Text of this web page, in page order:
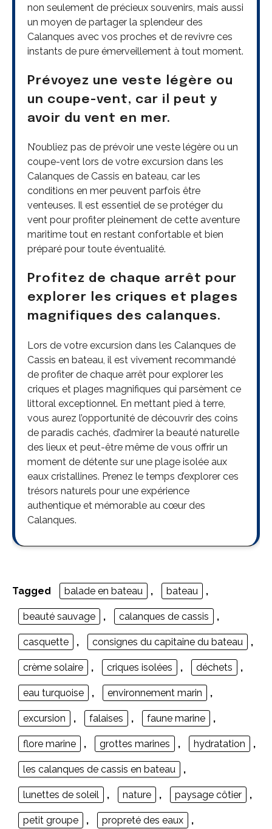
non seulement de précieux souvenirs, mais aussi
un moyen de partager la splendeur des
Calanques avec vos proches et de revivre ces
instants de pure émerveillement à tout moment.
Prévoyez une veste légère ou
un coupe-vent, car il peut y
avoir du vent en mer.
N’oubliez pas de prévoir une veste légère ou un
coupe-vent lors de votre excursion dans les
Calanques de Cassis en bateau, car les
conditions en mer peuvent parfois être
venteuses. Il est essentiel de se protéger du
vent pour profiter pleinement de cette aventure
maritime tout en restant confortable et bien
préparé pour toute éventualité.
Profitez de chaque arrêt pour
explorer les criques et plages
magnifiques des calanques.
Lors de votre excursion dans les Calanques de
Cassis en bateau, il est vivement recommandé
de profiter de chaque arrêt pour explorer les
criques et plages magnifiques qui parsèment ce
littoral exceptionnel. En mettant pied à terre,
vous aurez l’opportunité de découvrir des coins
de paradis cachés, d’admirer la beauté naturelle
des lieux et peut-être même de vous offrir un
moment de détente sur une plage isolée aux
eaux cristallines. Prenez le temps d’explorer ces
trésors naturels pour une expérience
authentique et mémorable au cœur des
Calanques.
Tagged balade en bateau , bateau ,
beauté sauvage , calanques de cassis ,
casquette , consignes du capitaine du bateau ,
crème solaire , criques isolées , déchets ,
eau turquoise , environnement marin ,
excursion , falaises , faune marine ,
flore marine , grottes marines , hydratation ,
les calanques de cassis en bateau ,
lunettes de soleil , nature , paysage côtier ,
petit groupe , propreté des eaux ,